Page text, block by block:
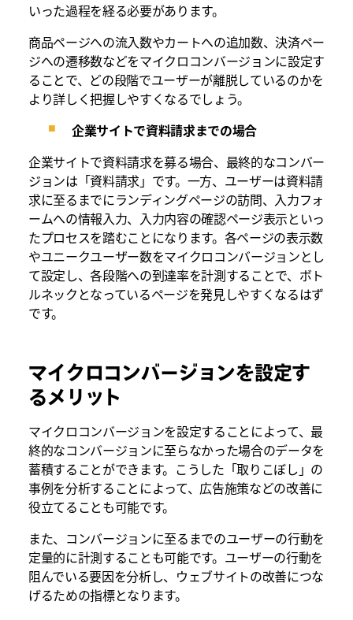
いった過程を経る必要があります。
商品ページへの流入数やカートへの追加数、決済ペー
ジへの遷移数などをマイクロコンバージョンに設定す
ることで、どの段階でユーザーが離脱しているのかを
より詳しく把握しやすくなるでしょう。
企業サイトで資料請求までの場合
企業サイトで資料請求を募る場合、最終的なコンバー
ジョンは「資料請求」です。一方、ユーザーは資料請
求に至るまでにランディングページの訪問、入力フォ
ームへの情報入力、入力内容の確認ページ表示といっ
たプロセスを踏むことになります。各ページの表示数
やユニークユーザー数をマイクロコンバージョンとし
て設定し、各段階への到達率を計測することで、ボト
ルネックとなっているページを発見しやすくなるはず
です。
マイクロコンバージョンを設定す
るメリット
マイクロコンバージョンを設定することによって、最
終的なコンバージョンに至らなかった場合のデータを
蓄積することができます。こうした「取りこぼし」の
事例を分析することによって、広告施策などの改善に
役立てることも可能です。
また、コンバージョンに至るまでのユーザーの行動を
定量的に計測することも可能です。ユーザーの行動を
阻んでいる要因を分析し、ウェブサイトの改善につな
げるための指標となります。